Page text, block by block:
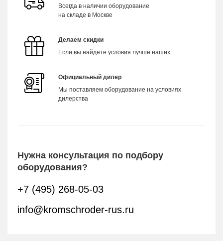
Всегда в наличии оборудование
на складе в Москве
Делаем скидки
Если вы найдете условия лучше наших
Официальный дилер
Мы поставляем оборудование на условиях
дилерства
Нужна консультация по подбору
оборудования?
+7 (495) 268-05-03
info@kromschroder-rus.ru